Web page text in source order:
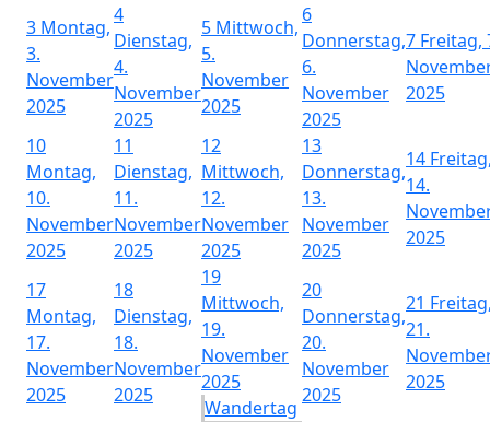
3 Montag,
3.
November
2025
4
Dienstag,
4.
November
2025
5 Mittwoch,
5.
November
2025
6
Donnerstag,
6.
November
2025
7 Freitag,
2025
10
Montag,
10.
November
2025
11
Dienstag,
11.
November
2025
12
Mittwoch,
12.
November
2025
13
Donnerstag,
13.
November
2025
14
14.
2025
17
Montag,
17.
November
2025
18
Dienstag,
18.
November
2025
19
Mittwoch,
19.
November
2025
Wandertag
20
Donnerstag,
20.
November
2025
21
21.
2025